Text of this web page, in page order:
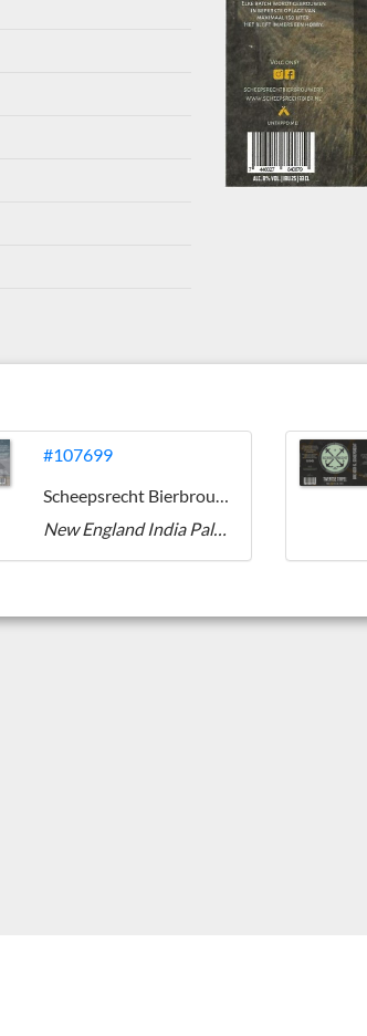
#107699
Scheepsrecht Bierbrouwerij
New England India Pale Ale